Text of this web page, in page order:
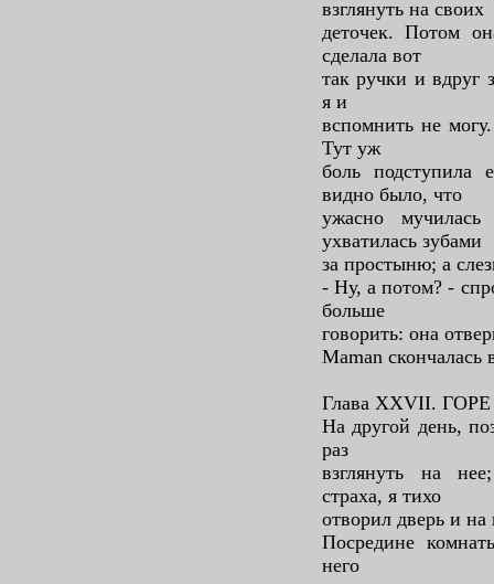
взглянуть на своих
деточек. Потом
сделала вот
так ручки и вдруг
я и
вспомнить не
Тут уж
боль подступила
видно было, что
ужасно
ухватилась зубами
за простыню; а
- Ну, а потом? -
больше
говорить: она
Maman скончалась
Глава XXVII. ГОРЕ
На другой день,
раз
взглянуть на
страха, я тихо
отворил дверь и
Посредине
него